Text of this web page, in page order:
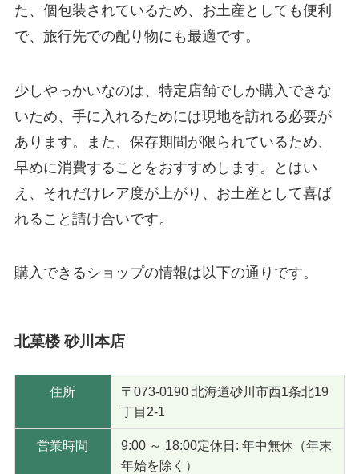
た、個包装されているため、お土産としても便利
で、旅行先での配り物にも最適です。
少しやっかいなのは、特定店舗でしか購入できな
いため、手に入れるためには現地を訪れる必要が
あります。また、保存期間が限られているため、
早めに消費することをおすすめします。とはい
え、それだけレア度が上がり、お土産として喜ば
れること請け合いです。
購入できるショップの情報は以下の通りです。
北菓楼 砂川本店
住所
〒073-0190 北海道砂川市西1条北19
丁目2-1
営業時間
9:00 ～ 18:00定休日: 年中無休（年末
年始を除く）